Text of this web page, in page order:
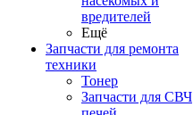
вредителей
Ещё
Запчасти для ремонта
техники
Тонер
Запчасти для СВЧ